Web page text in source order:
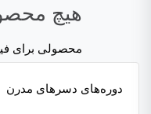
هیچ
محصولی برای
دوره‌های دسرهای مدرن